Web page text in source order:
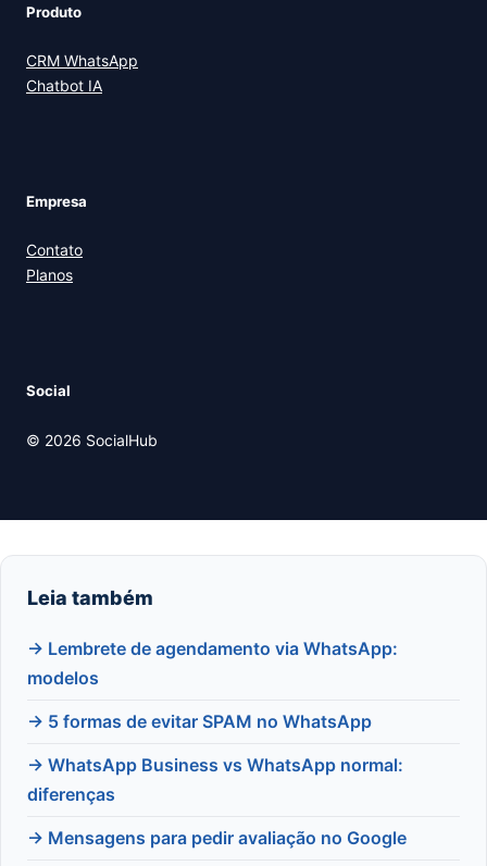
Produto
CRM WhatsApp
Chatbot IA
Empresa
Contato
Planos
Social
© 2026 SocialHub
Leia também
→ Lembrete de agendamento via WhatsApp:
modelos
→ 5 formas de evitar SPAM no WhatsApp
→ WhatsApp Business vs WhatsApp normal:
diferenças
→ Mensagens para pedir avaliação no Google